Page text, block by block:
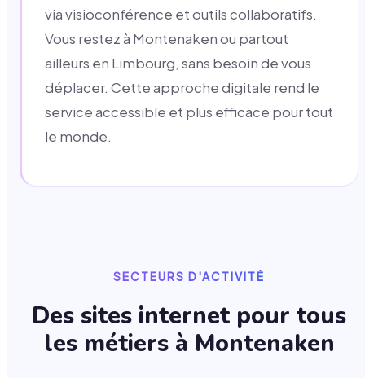
via visioconférence et outils collaboratifs.
Vous restez à Montenaken ou partout
ailleurs en Limbourg, sans besoin de vous
déplacer. Cette approche digitale rend le
service accessible et plus efficace pour tout
le monde.
SECTEURS D'ACTIVITÉ
Des sites internet pour tous
les métiers à Montenaken